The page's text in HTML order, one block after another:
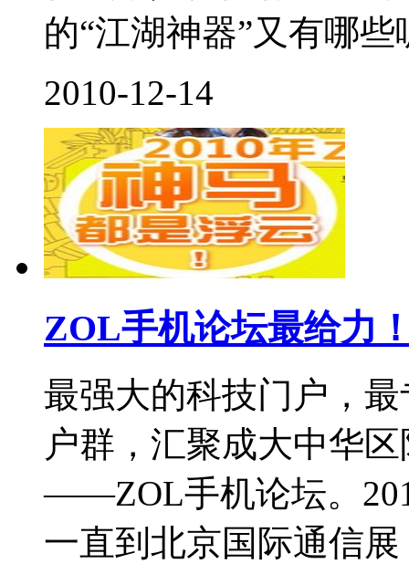
的“江湖神器”又有哪些
2010-12-14
ZOL手机论坛最给力
最强大的科技门户，
户群，汇聚成大中华
——ZOL手机论坛。
一直到北京国际通信